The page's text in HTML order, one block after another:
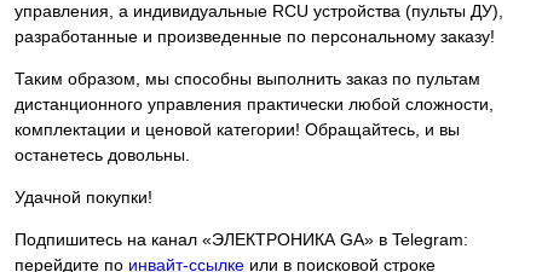
управления, а индивидуальные RCU устройства (пульты ДУ),
разработанные и произведенные по персональному заказу!
Таким образом, мы способны выполнить заказ по пультам
дистанционного управления практически любой сложности,
комплектации и ценовой категории! Обращайтесь, и вы
останетесь довольны.
Удачной покупки!
Подпишитесь на канал «ЭЛЕКТРОНИКА GA» в Telegram:
перейдите по инвайт-ссылке или в поисковой строке